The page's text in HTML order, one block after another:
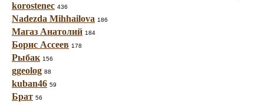
korostenec 436
Nadezda Mihhailova 186
Магаз Анатолий 184
Борис Ассеев 178
Рыбак 156
ggeolog 88
kuban46 59
Брат 56